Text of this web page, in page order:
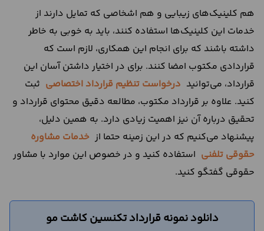
هم کلینیک‌های زیبایی و هم اشخاصی که تمایل دارند از
خدمات این کلینیک‌ها استفاده کنند، باید به خوبی به خاطر
داشته باشند که برای انجام این همکاری، لازم است که
قراردادی مکتوب امضا کنند. برای در اختیار داشتن آسان این
قرارداد، می‌توانید درخواست تنظیم قرارداد اختصاصی ثبت
کنید. علاوه بر قرارداد مکتوب، مطالعه دقیق محتوای قرارداد و
تحقیق درباره آن نیز اهمیت زیادی دارد. به همین دلیل،
پیشنهاد می‌کنیم که در این زمینه حتما از خدمات مشاوره
حقوقی تلفنی استفاده کنید و در خصوص این موارد با مشاور
حقوقی گفتگو کنید.
دانلود نمونه قرارداد تکنسین کاشت مو